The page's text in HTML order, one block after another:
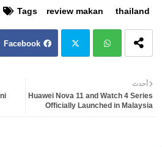
Tags review makan thailand
Facebook
ter atsa
أحدث
Huawei Nova 11 and Watch 4 Series
Officially Launched in Malaysia